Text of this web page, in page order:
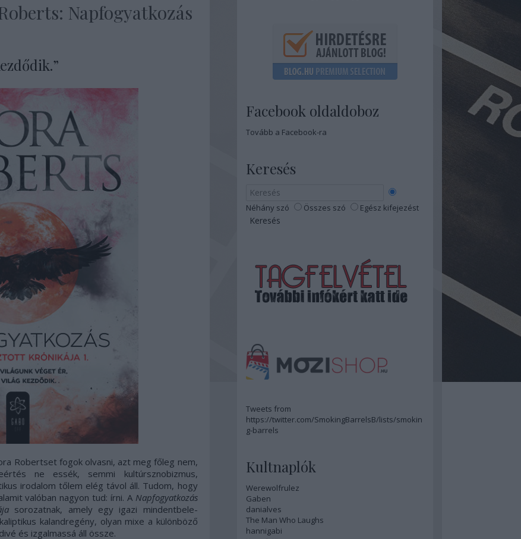
Napfogyatkozás
Robertset fogok olvasni, azt meg főleg nem,
ne essék, semmi kultúrsznobizmus,
irodalom tőlem elég távol áll. Tudom, hogy
valóban nagyon tud: írni. A Napfogyatkozás
sorozatnak, amely egy igazi mindentbele-
kalandregény, olyan mixe a különböző
és izgalmassá áll össze.
Facebook oldaldoboz
Tovább a Facebook-ra
Keresés
Néhány szó Összes szó Egész kifejezést
Tweets from
https://twitter.com/SmokingBarrelsB/lists/smokin
g-barrels
Kultnaplók
Werewolfrulez
Gaben
danialves
The Man Who Laughs
hannigabi